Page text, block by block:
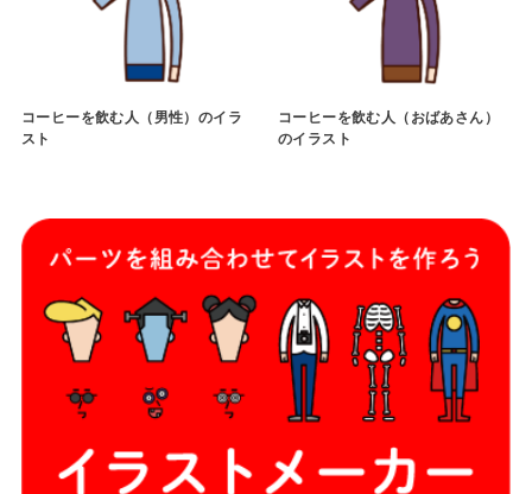
コーヒーを飲む人（男性）のイラ
スト
コーヒーを飲む人（おばあさん）
のイラスト